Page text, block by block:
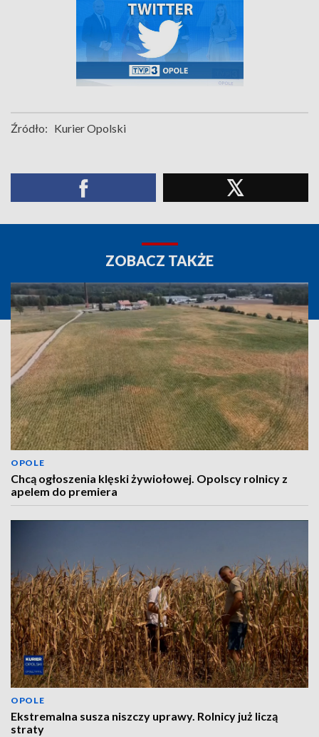
Źródło: Kurier Opolski
ZOBACZ TAKŻE
OPOLE
Chcą ogłoszenia klęski żywiołowej. Opolscy rolnicy z
apelem do premiera
OPOLE
Ekstremalna susza niszczy uprawy. Rolnicy już liczą
straty